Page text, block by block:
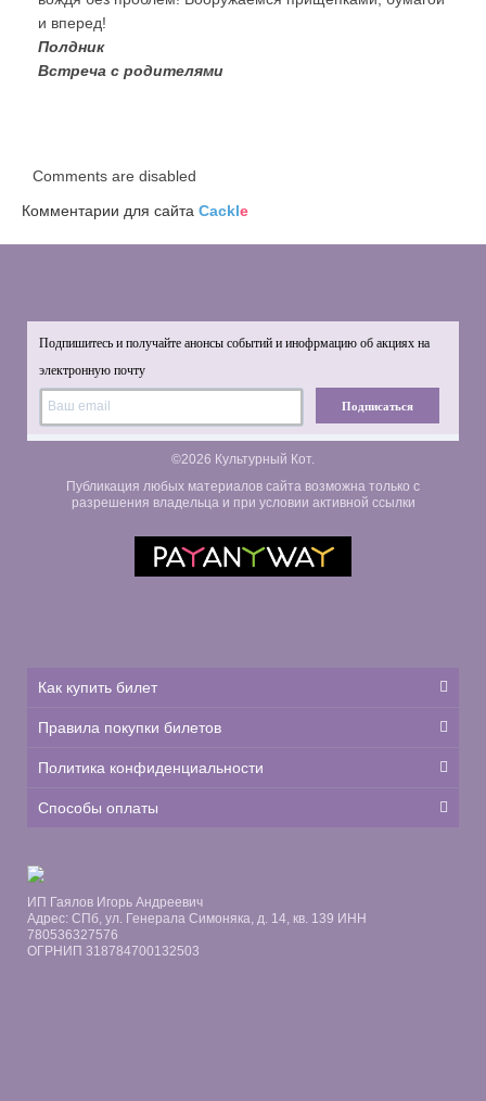
и вперед!
Полдник
Встреча с родителями
Comments are disabled
Комментарии для сайта Cackle
Подпишитесь и получайте анонсы событий и инофрмацию об акциях на
электронную почту
Подписаться
©2026 Культурный Кот.
Публикация любых материалов сайта возможна только с
разрешения владельца и при условии активной ссылки
Как купить билет
Правила покупки билетов
Политика конфиденциальности
Способы оплаты
ИП Гаялов Игорь Андреевич
Адрес: СПб, ул. Генерала Симоняка, д. 14, кв. 139 ИНН
780536327576
ОГРНИП 318784700132503